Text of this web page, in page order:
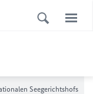
Seegerichtshofs